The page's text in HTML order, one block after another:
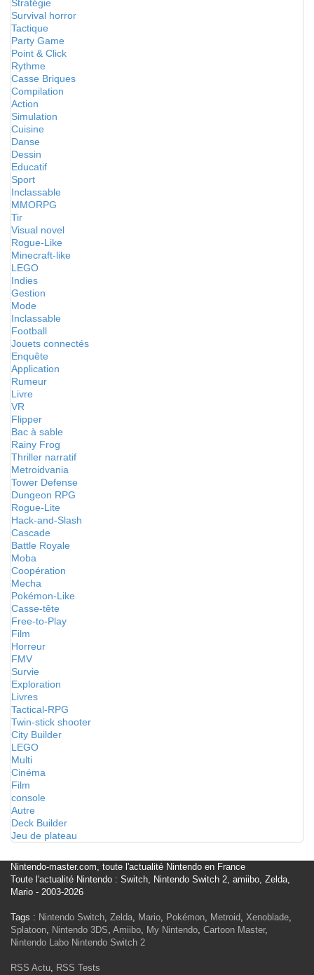
Stratégie
Survival horror
Tactique
Party Game
Point & Click
Rythme
Casse Briques
Compilation
Action
Simulation
Cuisine
Danse
Dessin
Educatif
Sport
Inclassable
MMORPG
Tir
Visual novel
Rogue-Like
Minecraft-like
LEGO
Indies
Gestion
Mode
Inclassable
Football
Jouets connectés
Enquête
Application
Rumeur
Livre
VR
Flipper
Bac à sable
Rainy Frog
Thriller narratif
Metroidvania
Tower Defense
Dungeon RPG
Rogue-Lite
Hack-and-Slash
Cascade
Battle Royale
Moba
Coopération
Mecha
Pokémon-Like
Casse-tête
Free-to-Play
Film
Horreur
FMV
Survie
Exploration
Livres
Tactical-RPG
Twin-stick shooter
City Builder
LEGO
Multi
Cinéma
Film
console
Autre
Deck Builder
Jeu de plateau
Nintendo-master.com, toute l'actualité Nintendo en France
Toute l'actualité Nintendo : Switch, Nintendo Switch 2, amiibo, Zelda,
Mario - 2003-2026
Tags : Nintendo Switch, Zelda, Mario, Pokémon, Metroid, Xenoblade,
Splatoon, Nintendo 3DS, Amiibo, My Nintendo, Cartoon Master,
Nintendo Labo Nintendo Switch 2
RSS Actu, RSS Tests